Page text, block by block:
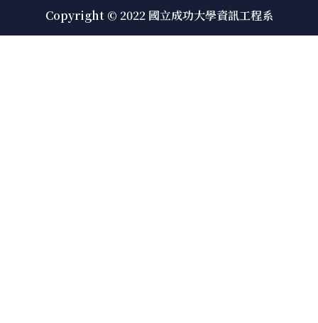
Copyright © 2022 國立成功大學資訊工程系